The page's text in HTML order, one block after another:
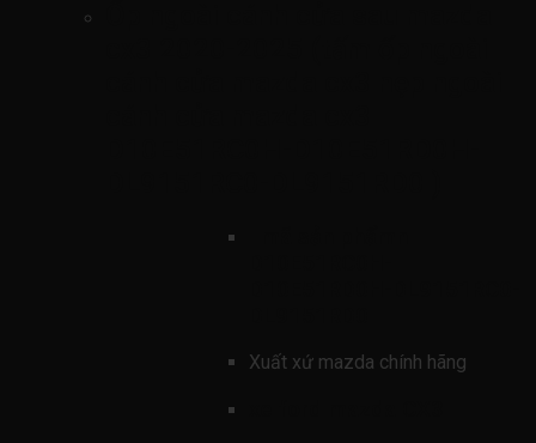
Xuất xứ mazda chính hãng